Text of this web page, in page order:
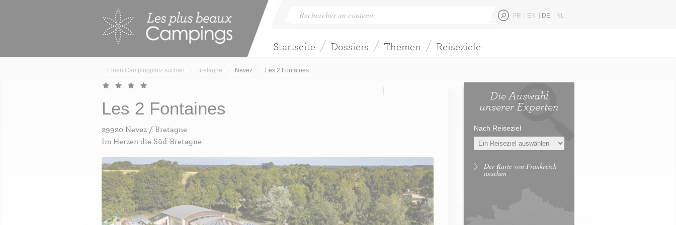
FR EN DE NL
Startseite Dossiers Themen Reiseziele
Einen Campingplatz suchen Bretagne Nevez Les 2 Fontaines
Les 2 Fontaines
29920 Nevez / Bretagne
Im Herzen die Süd-Bretagne
Die Auswahl
unserer Experten
Nach Reiseziel
Der Karte von Frankreich
ansehen